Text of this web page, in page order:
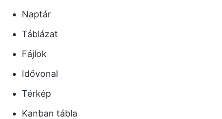
Naptár
Táblázat
Fájlok
Idővonal
Térkép
Kanban tábla